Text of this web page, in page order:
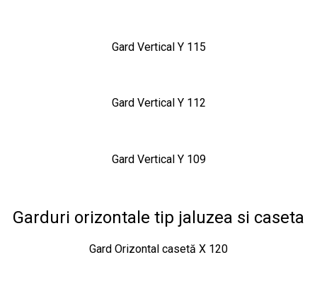
Gard Vertical Y 115
Gard Vertical Y 112
Gard Vertical Y 109
Garduri orizontale tip jaluzea si caseta
Gard Orizontal casetă X 120